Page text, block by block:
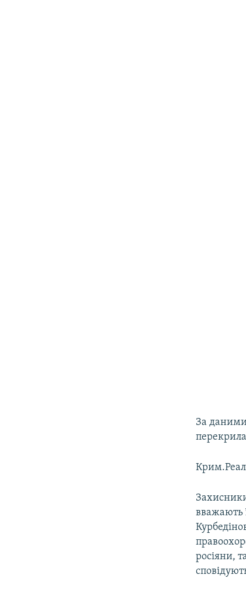
За даними
вважають
росіяни,